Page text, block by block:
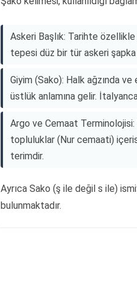
Askeri Başlık: Tarihte özellikle
tepesi düz bir tür askeri şapka
Giyim (Sako): Halk ağzında
üstlük anlamına gelir.
Argo ve Cemaat
topluluklar (Nur cemaati)
terimdir.
Ayrıca Sako (ş ile değil s ile)
bulunmaktadır.